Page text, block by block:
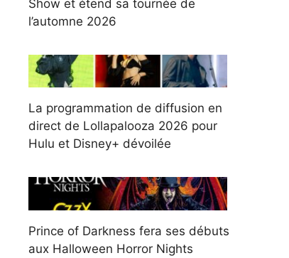
Show et étend sa tournée de
l’automne 2026
La programmation de diffusion en
direct de Lollapalooza 2026 pour
Hulu et Disney+ dévoilée
Prince of Darkness fera ses débuts
aux Halloween Horror Nights